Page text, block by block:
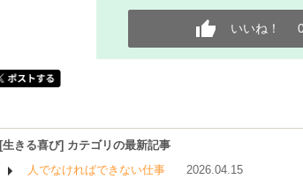
いいね！
[生きる喜び] カテゴリの最新記事
人でなければできない仕事
2026.04.15